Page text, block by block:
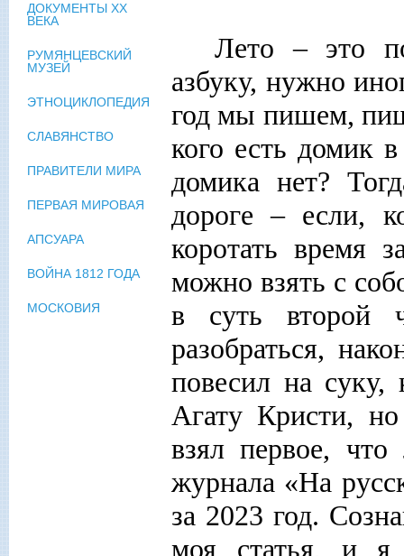
Лето – это
азбуку, нужно
год мы пишем,
кого есть домик
домика нет?
дороге – если,
коротать время
можно взять с
в суть второй
разобраться,
повесил на
Агату Кристи,
взял первое,
журнала «На
за 2023 год.
моя статья, и я
ДОКУМЕНТЫ XX
ВЕКА
РУМЯНЦЕВСКИЙ
МУЗЕЙ
ЭТНОЦИКЛОПЕДИЯ
СЛАВЯНСТВО
ПРАВИТЕЛИ МИРА
ПЕРВАЯ МИРОВАЯ
АПСУАРА
ВОЙНА 1812 ГОДА
МОСКОВИЯ